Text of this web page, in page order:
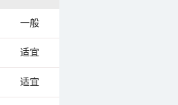
一般
适宜
适宜